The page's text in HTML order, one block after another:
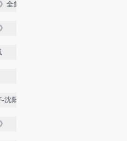
全集
阳评